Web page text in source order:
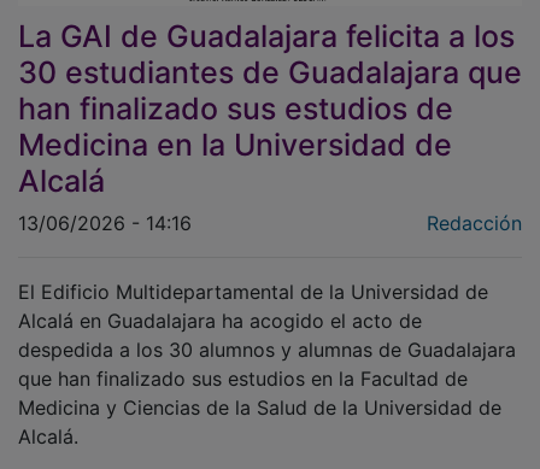
La GAI de Guadalajara felicita a los
30 estudiantes de Guadalajara que
han finalizado sus estudios de
Medicina en la Universidad de
Alcalá
Alcalá en Guadalajara ha acogido el acto de
despedida a los 30 alumnos y alumnas de Guadalajara
que han finalizado sus estudios en la Facultad de
Medicina y Ciencias de la Salud de la Universidad de
Alcalá.